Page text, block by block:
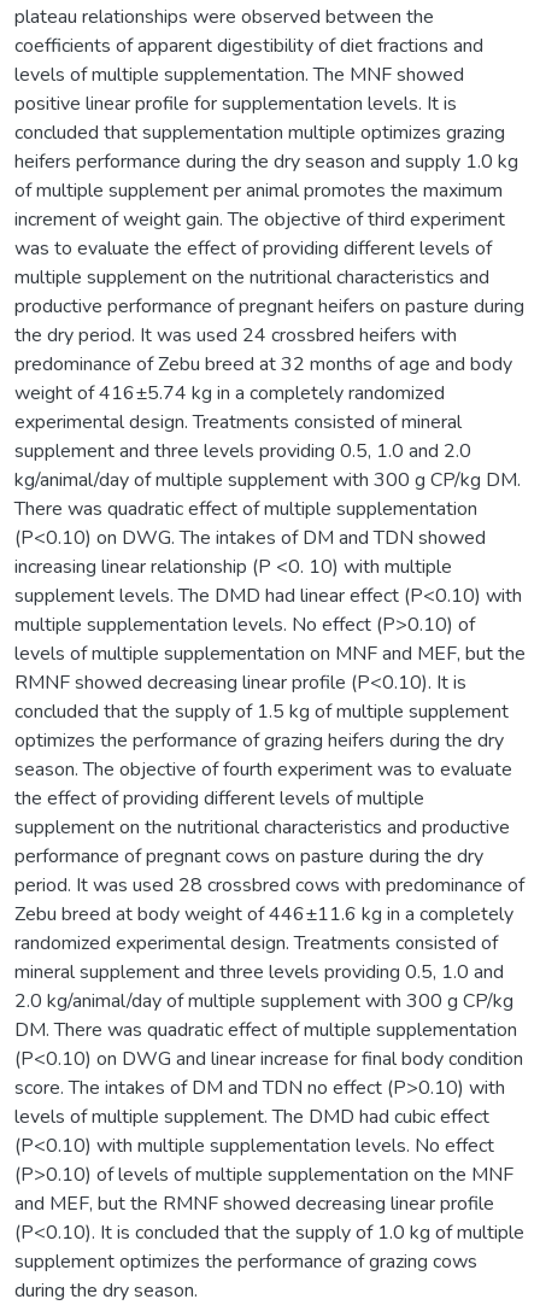
plateau relationships were observed between the
coefficients of apparent digestibility of diet fractions and
levels of multiple supplementation. The MNF showed
positive linear profile for supplementation levels. It is
concluded that supplementation multiple optimizes grazing
heifers performance during the dry season and supply 1.0 kg
of multiple supplement per animal promotes the maximum
increment of weight gain. The objective of third experiment
was to evaluate the effect of providing different levels of
multiple supplement on the nutritional characteristics and
productive performance of pregnant heifers on pasture during
the dry period. It was used 24 crossbred heifers with
predominance of Zebu breed at 32 months of age and body
weight of 416±5.74 kg in a completely randomized
experimental design. Treatments consisted of mineral
supplement and three levels providing 0.5, 1.0 and 2.0
kg/animal/day of multiple supplement with 300 g CP/kg DM.
There was quadratic effect of multiple supplementation
(P<0.10) on DWG. The intakes of DM and TDN showed
increasing linear relationship (P <0. 10) with multiple
supplement levels. The DMD had linear effect (P<0.10) with
multiple supplementation levels. No effect (P>0.10) of
levels of multiple supplementation on MNF and MEF, but the
RMNF showed decreasing linear profile (P<0.10). It is
concluded that the supply of 1.5 kg of multiple supplement
optimizes the performance of grazing heifers during the dry
season. The objective of fourth experiment was to evaluate
the effect of providing different levels of multiple
supplement on the nutritional characteristics and productive
performance of pregnant cows on pasture during the dry
period. It was used 28 crossbred cows with predominance of
Zebu breed at body weight of 446±11.6 kg in a completely
randomized experimental design. Treatments consisted of
mineral supplement and three levels providing 0.5, 1.0 and
2.0 kg/animal/day of multiple supplement with 300 g CP/kg
DM. There was quadratic effect of multiple supplementation
(P<0.10) on DWG and linear increase for final body condition
score. The intakes of DM and TDN no effect (P>0.10) with
levels of multiple supplement. The DMD had cubic effect
(P<0.10) with multiple supplementation levels. No effect
(P>0.10) of levels of multiple supplementation on the MNF
and MEF, but the RMNF showed decreasing linear profile
(P<0.10). It is concluded that the supply of 1.0 kg of multiple
supplement optimizes the performance of grazing cows
during the dry season.